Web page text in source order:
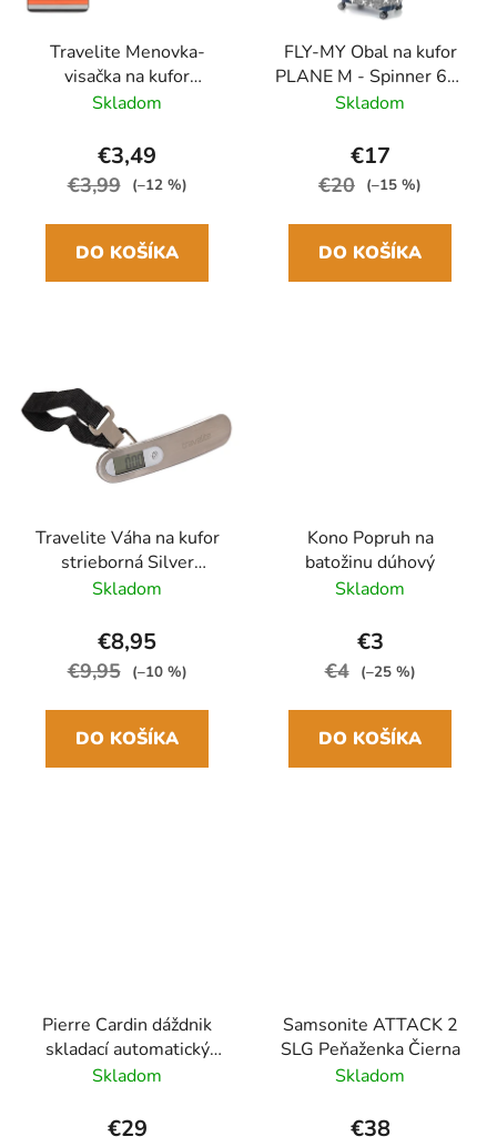
Travelite Menovka-
visačka na kufor
Multicolor Stripes
Skladom
€3,49
€3,99 (–12 %)
DO KOŠÍKA
FLY-MY Obal na kufor
PLANE M - Spinner 60-
70 cm Šedý
Skladom
€17
€20 (–15 %)
DO KOŠÍKA
Travelite Váha na kufor
strieborná Silver
Digitálna
Skladom
€8,95
€9,95 (–10 %)
DO KOŠÍKA
Kono Popruh na
batožinu dúhový
Skladom
€3
€4 (–25 %)
DO KOŠÍKA
Pierre Cardin dáždnik
skladací automatický
Čierny/biely
Skladom
€29
Samsonite ATTACK 2
SLG Peňaženka Čierna
Skladom
€38